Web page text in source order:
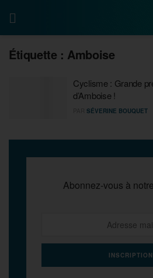
Étiquette : Amboise
Cyclisme : Grande
d’Amboise !
SÉVERINE BOUQUET
Abonnez-vous à